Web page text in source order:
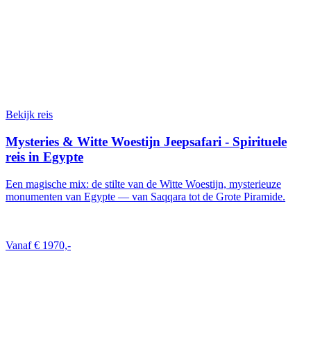
Bekijk reis
Mysteries & Witte Woestijn Jeepsafari - Spirituele
reis in Egypte
Een magische mix: de stilte van de Witte Woestijn, mysterieuze
monumenten van Egypte — van Saqqara tot de Grote Piramide.
Vanaf € 1970,-